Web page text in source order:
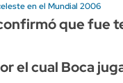
en el Mundial 2006
que fue
el cual Boca